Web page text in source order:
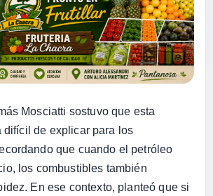
Mosciatti sostuvo que esta
difícil de explicar para los
que cuando el petróleo
los combustibles también
En ese contexto, planteó que si